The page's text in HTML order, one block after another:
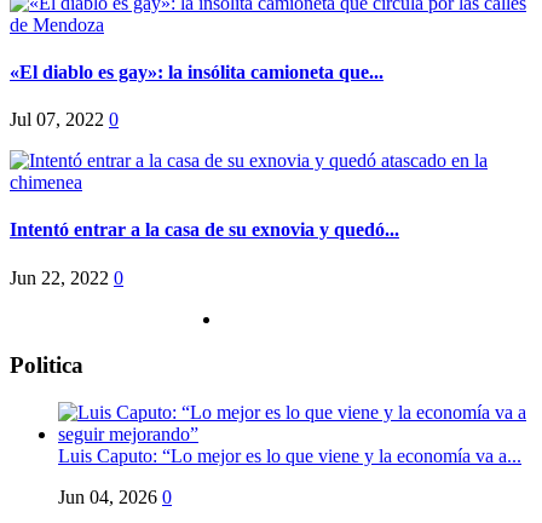
«El diablo es gay»: la insólita camioneta que...
Jul 07, 2022 0
Intentó entrar a la casa de su exnovia y quedó...
Jun 22, 2022 0
Politica
Luis Caputo: “Lo mejor es lo que viene y la economía va a...
Jun 04, 2026 0